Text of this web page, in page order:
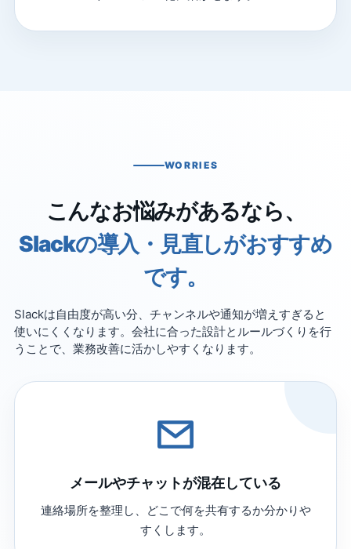
WORRIES
こんなお悩みがあるなら、
Slackの導入・見直しがおすすめ
です。
Slackは自由度が高い分、チャンネルや通知が増えすぎると
使いにくくなります。会社に合った設計とルールづくりを行
うことで、業務改善に活かしやすくなります。
メールやチャットが混在している
連絡場所を整理し、どこで何を共有するか分かりや
すくします。